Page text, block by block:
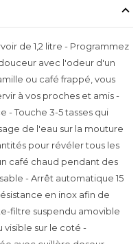
de 1,2 litre - Programmez
avec l'odeur d'un
ou café frappé, vous
à vos proches et amis -
- Touche 3-5 tasses qui
de l'eau sur la mouture
pour révéler tous les
café chaud pendant des
- Arrêt automatique 15
en inox afin de
filtre suspendu amovible
sur le coté -